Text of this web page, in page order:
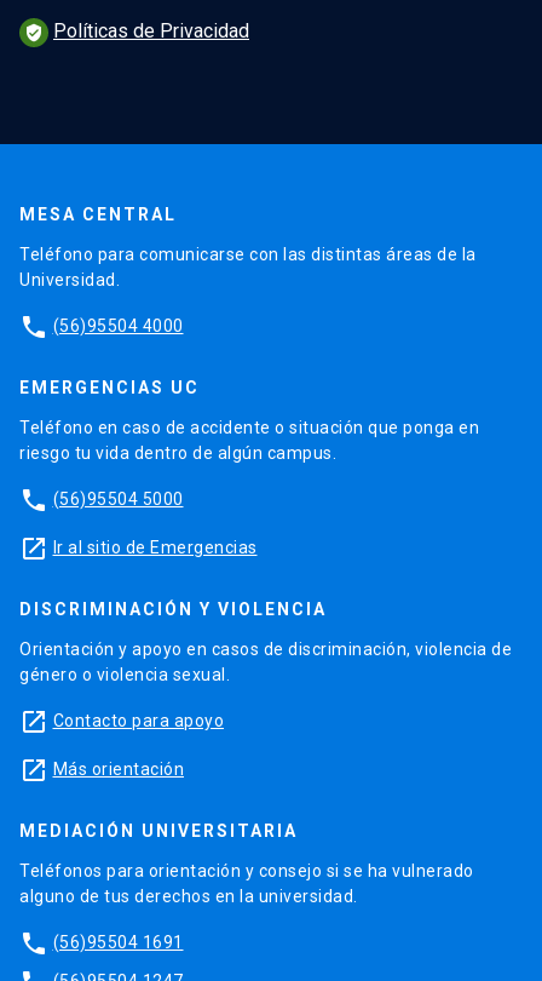
verified_user Políticas de Privacidad
MESA CENTRAL
Teléfono para comunicarse con las distintas áreas de la
Universidad.
phone (56)95504 4000
EMERGENCIAS UC
Teléfono en caso de accidente o situación que ponga en
riesgo tu vida dentro de algún campus.
phone (56)95504 5000
launch Ir al sitio de Emergencias
DISCRIMINACIÓN Y VIOLENCIA
Orientación y apoyo en casos de discriminación, violencia de
género o violencia sexual.
launch Contacto para apoyo
launch Más orientación
MEDIACIÓN UNIVERSITARIA
Teléfonos para orientación y consejo si se ha vulnerado
alguno de tus derechos en la universidad.
phone (56)95504 1691